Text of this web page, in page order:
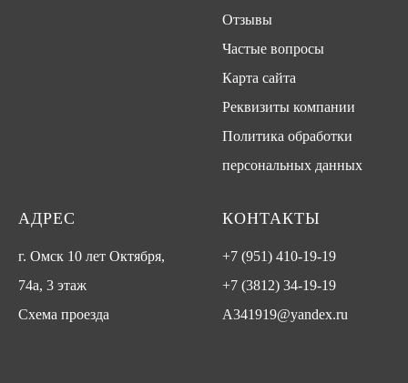
Отзывы
Частые вопросы
Карта сайта
Реквизиты компании
Политика обработки
персональных данных
АДРЕС
г. Омск 10 лет Октября,
74а, 3 этаж
Схема проезда
КОНТАКТЫ
+7 (951) 410-19-19
+7 (3812) 34-19-19
A341919@yandex.ru